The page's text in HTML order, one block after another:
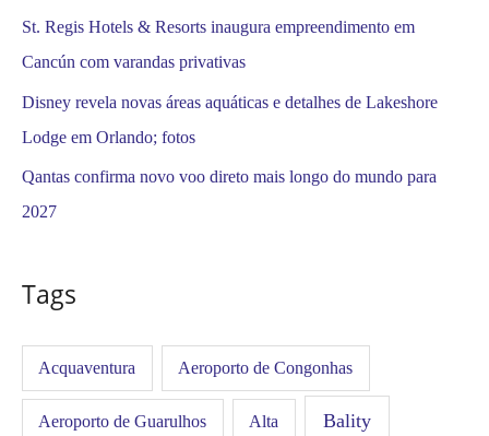
St. Regis Hotels & Resorts inaugura empreendimento em
Cancún com varandas privativas
Disney revela novas áreas aquáticas e detalhes de Lakeshore
Lodge em Orlando; fotos
Qantas confirma novo voo direto mais longo do mundo para
2027
Tags
Acquaventura Aeroporto de Congonhas
Aeroporto de Guarulhos Alta Bality